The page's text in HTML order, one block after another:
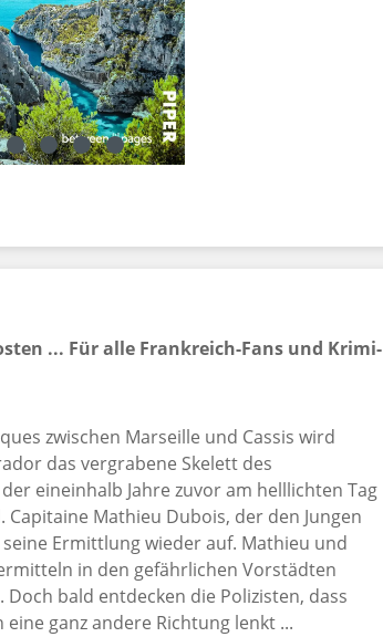
... Für alle Frankreich-Fans und Krimi-
zwischen Marseille und Cassis wird
das vergrabene Skelett des
eineinhalb Jahre zuvor am helllichten Tag
Mathieu Dubois, der den Jungen
Ermittlung wieder auf. Mathieu und
in den gefährlichen Vorstädten
bald entdecken die Polizisten, dass
ganz andere Richtung lenkt ...